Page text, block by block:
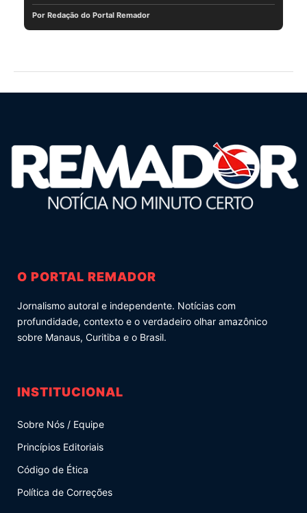
Por Redação do Portal Remador
O PORTAL REMADOR
Jornalismo autoral e independente. Notícias com
profundidade, contexto e o verdadeiro olhar amazônico
sobre Manaus, Curitiba e o Brasil.
INSTITUCIONAL
Sobre Nós / Equipe
Princípios Editoriais
Código de Ética
Política de Correções